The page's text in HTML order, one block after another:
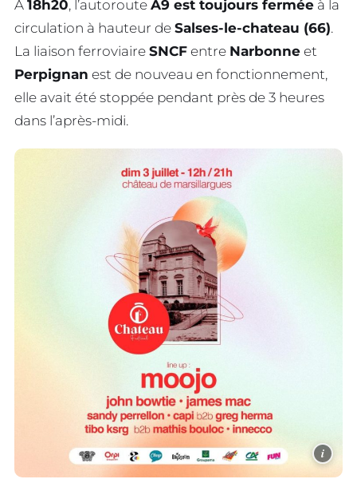
A 18h20, l’autoroute A9 est toujours fermée à la
circulation à hauteur de Salses-le-chateau (66).
La liaison ferroviaire SNCF entre Narbonne et
Perpignan est de nouveau en fonctionnement,
elle avait été stoppée pendant près de 3 heures
dans l’après-midi.
i